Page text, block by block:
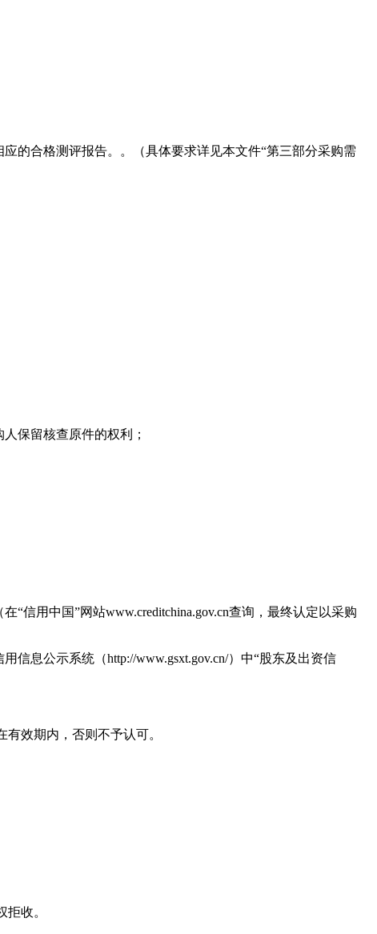
的合格测评报告。。（具体要求详见本文件“第三部分采购需
保留核查原件的权利；
信用中国”网站www.creditchina.gov.cn查询，最终认定以采购
息公示系统（http://www.gsxt.gov.cn/）中“股东及出资信
效期内，否则不予认可。
收。